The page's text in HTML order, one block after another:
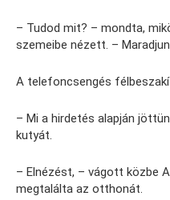
– Tudod mit? – mondta,
szemeibe nézett. –
A telefoncsengés
– Mi a hirdetés alapján
kutyát.
– Elnézést, – vágott közbe
megtalálta az otthonát.